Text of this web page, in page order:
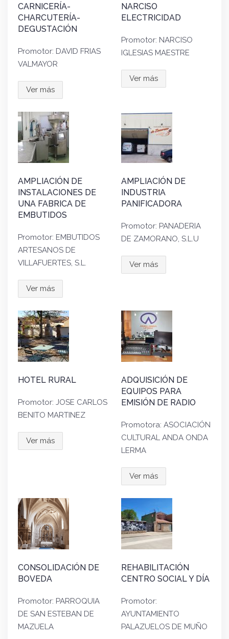
CARNICERÍA-
CHARCUTERÍA-
DEGUSTACIÓN
Promotor: DAVID FRIAS
VALMAYOR
Ver más
NARCISO
ELECTRICIDAD
Promotor: NARCISO
IGLESIAS MAESTRE
Ver más
AMPLIACIÓN DE
INSTALACIONES DE
UNA FABRICA DE
EMBUTIDOS
Promotor: EMBUTIDOS
ARTESANOS DE
VILLAFUERTES, S.L.
Ver más
AMPLIACIÓN DE
INDUSTRIA
PANIFICADORA
Promotor: PANADERIA
DE ZAMORANO, S.L.U
Ver más
HOTEL RURAL
Promotor: JOSE CARLOS
BENITO MARTINEZ
Ver más
ADQUISICIÓN DE
EQUIPOS PARA
EMISIÓN DE RADIO
Promotora: ASOCIACIÓN
CULTURAL ANDA ONDA
LERMA
Ver más
CONSOLIDACIÓN DE
BOVEDA
Promotor: PARROQUIA
DE SAN ESTEBAN DE
MAZUELA
REHABILITACIÓN
CENTRO SOCIAL Y DÍA
Promotor:
AYUNTAMIENTO
PALAZUELOS DE MUÑO